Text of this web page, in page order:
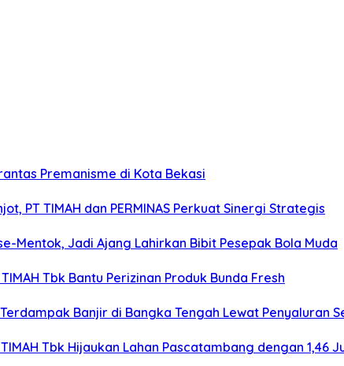
Premanisme di Kota Bekasi
PT TIMAH dan PERMINAS Perkuat Sinergi Strategis
se-Mentok, Jadi Ajang Lahirkan Bibit Pesepak Bola Muda
Tbk Bantu Perizinan Produk Bunda Fresh
Banjir di Bangka Tengah Lewat Penyaluran
Tbk Hijaukan Lahan Pascatambang dengan 1,46